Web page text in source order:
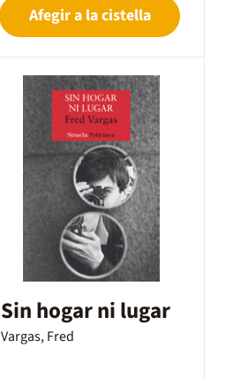
Afegir a la cistella
Sin hogar ni lugar
Vargas, Fred